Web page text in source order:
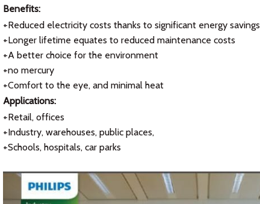
Benefits:
+Reduced electricity costs thanks to significant energy savings
+Longer lifetime equates to reduced maintenance costs
+A better choice for the environment
+no mercury
+Comfort to the eye, and minimal heat
Applications:
+Retail, offices
+Industry, warehouses, public places,
+Schools, hospitals, car parks